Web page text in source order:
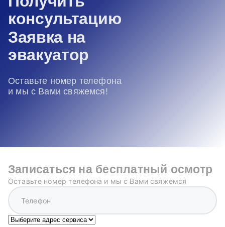
консультацию
Заявка на
эвакуатор
Оставьте номер телефона
и мы с Вами свяжемся!
Записаться на бесплатный осмотр
Оставьте номер телефона и мы с Вами свяжемся